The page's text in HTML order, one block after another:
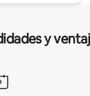
y